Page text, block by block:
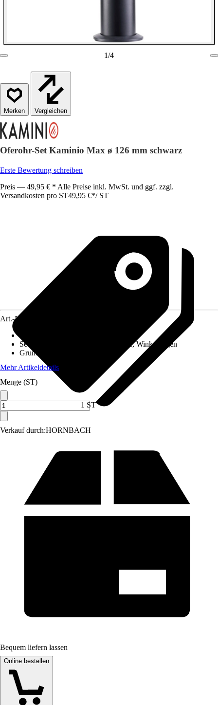
1/4
Vergleichen
Oferohr-Set Kaminio Max ø 126 mm schwarz
Erste Bewertung schreiben
Preis — 49,95 € * Alle Preise inkl. MwSt. und ggf. zzgl.
Versandkosten pro ST49,95 €*/ ST
Verkauf durch:HORNBACH
Art.-Nr.
Set bestehend aus
Ofenrohr, Rosette, Winkelbogen
Grundfarbe
Mehr Artikeldetails
Menge (ST)
1 ST
Bequem liefern lassen
Online bestellen